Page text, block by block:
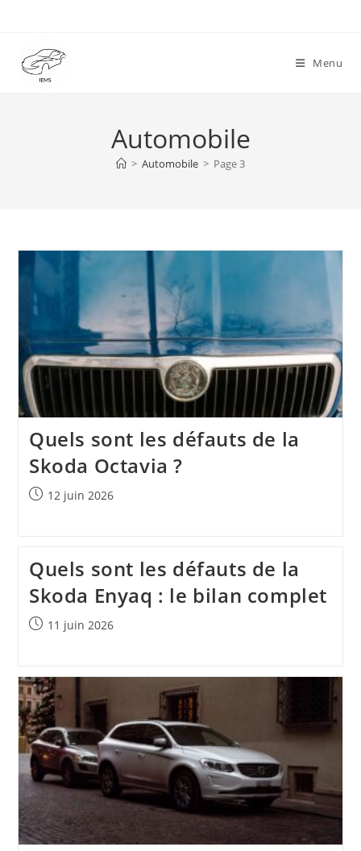
content
Menu
Automobile
> Automobile > Page 3
Quels sont les défauts de la
Skoda Octavia ?
Publication
12 juin 2026
Quels sont les défauts de la
Skoda Enyaq : le bilan complet
Publication
11 juin 2026